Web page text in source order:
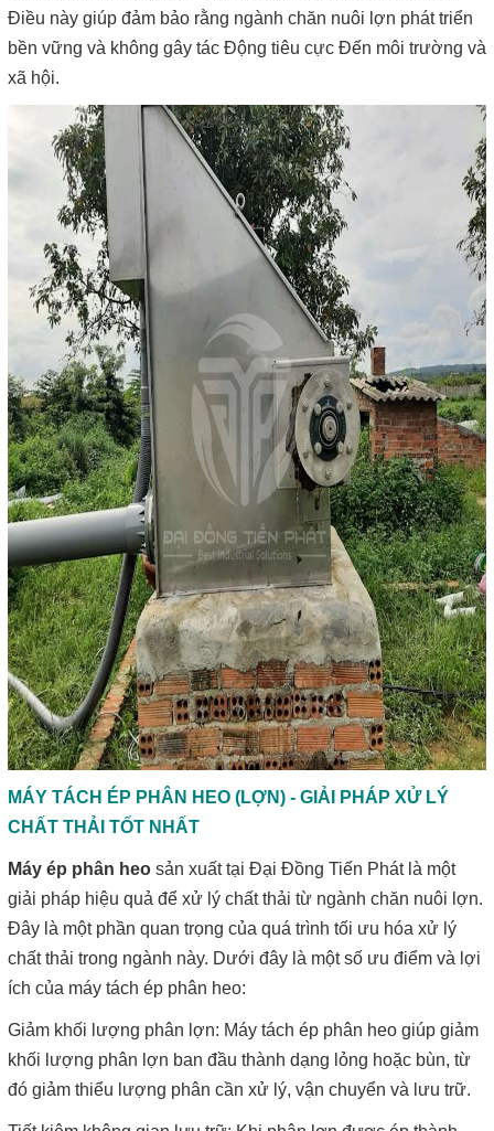
Điều này giúp đảm bảo rằng ngành chăn nuôi lợn phát triển
bền vững và không gây tác Ðộng tiêu cực Ðến môi trường và
xã hội.
MÁY TÁCH ÉP PHÂN HEO (LỢN) - GIẢI PHÁP XỬ LÝ
CHẤT THẢI TỐT NHẤT
Máy ép phân heo sản xuất tại Đại Đồng Tiến Phát là một
giải pháp hiệu quả để xử lý chất thải từ ngành chăn nuôi lợn.
Đây là một phần quan trọng của quá trình tối ưu hóa xử lý
chất thải trong ngành này. Dưới đây là một số ưu điểm và lợi
ích của máy tách ép phân heo:
Giảm khối lượng phân lợn: Máy tách ép phân heo giúp giảm
khối lượng phân lợn ban đầu thành dạng lỏng hoặc bùn, từ
đó giảm thiểu lượng phân cần xử lý, vận chuyển và lưu trữ.